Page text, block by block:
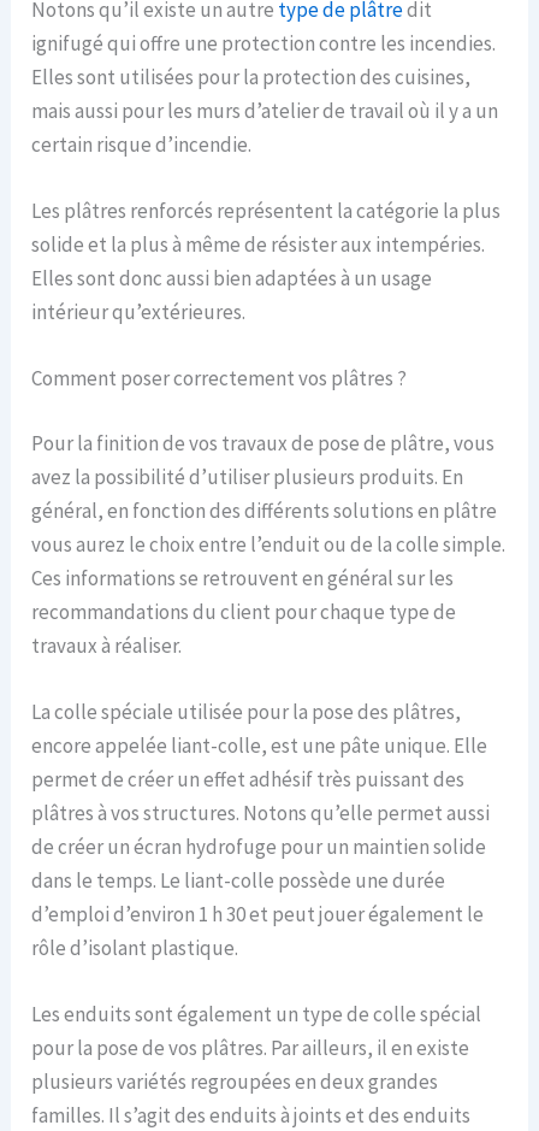
Notons qu’il existe un autre type de plâtredit
ignifugé qui offre une protection contre les incendies.
Elles sont utilisées pour la protection des cuisines,
mais aussi pour les murs d’atelier de travail où il y a un
certain risque d’incendie.
Les plâtres renforcés représentent la catégorie la plus
solide et la plus à même de résister aux intempéries.
Elles sont donc aussi bien adaptées à un usage
intérieur qu’extérieures.
Comment poser correctement vos plâtres ?
Pour la finition de vos travaux de pose de plâtre, vous
avez la possibilité d’utiliser plusieurs produits. En
général, en fonction des différents solutions en plâtre
vous aurez le choix entre l’enduit ou de la colle simple.
Ces informations se retrouvent en général sur les
recommandations du client pour chaque type de
travaux à réaliser.
La colle spéciale utilisée pour la pose des plâtres,
encore appelée liant-colle, est une pâte unique. Elle
permet de créer un effet adhésif très puissant des
plâtres à vos structures. Notons qu’elle permet aussi
de créer un écran hydrofuge pour un maintien solide
dans le temps. Le liant-colle possède une durée
d’emploi d’environ 1 h 30 et peut jouer également le
rôle d’isolant plastique.
Les enduits sont également un type de colle spécial
pour la pose de vos plâtres. Par ailleurs, il en existe
plusieurs variétés regroupées en deux grandes
familles. Il s’agit des enduits à joints et des enduits